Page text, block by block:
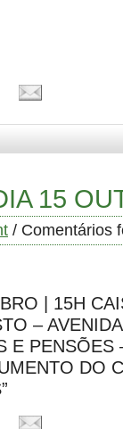
15
/ Comentários
| 15H
–
E PENSÕES
DO